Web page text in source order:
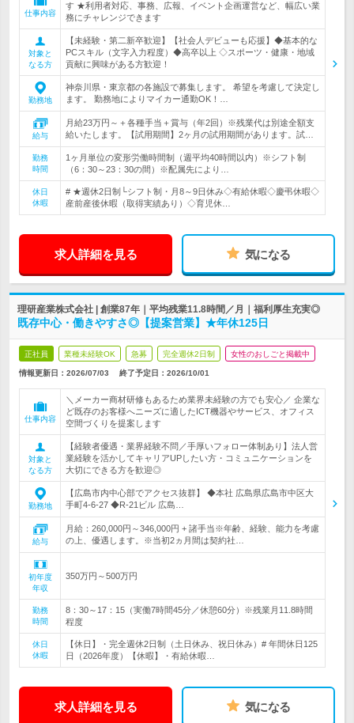
仕事内容
す ★利用者対応、事務、広報、イベント企画運営など、幅広い業
務にチャレンジできます
対象と
なる方
【未経験・第二新卒歓迎】【社会人デビューも応援】◆基本的な
PCスキル（文字入力程度）◆高卒以上 ◇スポーツ・健康・地域
貢献に興味がある方歓迎！
勤務地
神奈川県・東京都の各施設で募集します。 希望を考慮して決定し
ます。 勤務地によりマイカー通勤OK！…
給与
月給23万円～＋各種手当＋賞与（年2回）※残業代は別途全額支
給いたします。【試用期間】2ヶ月の試用期間があります。試…
勤務
時間
1ヶ月単位の変形労働時間制（週平均40時間以内）※シフト制
（6：30～23：30の間）※配属先により…
休日
休暇
# ★週休2日制└シフト制・月8～9日休み◇有給休暇◇慶弔休暇◇
産前産後休暇（取得実績あり）◇育児休…
求人詳細を見る 気になる
理研産業株式会社 | 創業87年｜平均残業11.8時間／月｜福利厚生充実◎
既存中心・働きやすさ◎【提案営業】★年休125日
正社員 業種未経験OK 急募 完全週休2日制 女性のおしごと掲載中
情報更新日：2026/07/03 終了予定日： 2026/10/01
仕事内容
＼メーカー商材研修もあるため業界未経験の方でも安心／ 企業な
ど既存のお客様へニーズに適したICT機器やサービス、オフィス
空間づくりを提案します
対象と
なる方
【経験者優遇・業界経験不問／手厚いフォロー体制あり】法人営
業経験を活かしてキャリアUPしたい方・コミュニケーションを
大切にできる方を歓迎◎
勤務地
【広島市内中心部でアクセス抜群】 ◆本社 広島県広島市中区大
手町4-6-27 ◆R-21ビル 広島…
給与
月給：260,000円～346,000円 + 諸手当※年齢、経験、能力を考慮
の上、優遇します。※当初2ヵ月間は契約社…
初年度
年収
350万円～500万円
勤務
時間
8：30～17：15（実働7時間45分／休憩60分）※残業月11.8時間
程度
休日
休暇
【休日】・完全週休2日制（土日休み、祝日休み）# 年間休日125
日（2026年度）【休暇】・有給休暇…
求人詳細を見る 気になる